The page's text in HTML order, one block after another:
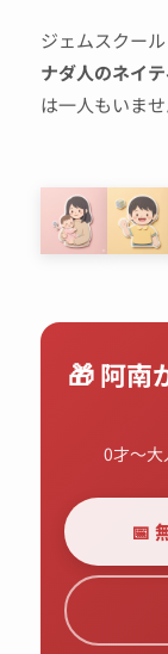
ジェムスクー
ナダ人のネイ
は一人もいませ
🎁 阿南
0才〜大
📅